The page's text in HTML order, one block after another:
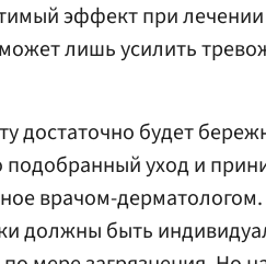
эффект при
лишь усилить
достаточно будет
уход и
врачом-
должны быть